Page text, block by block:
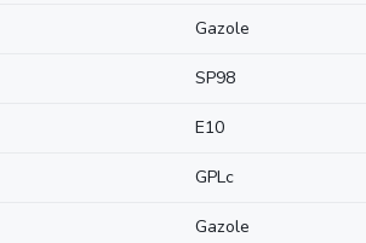
Gazole
SP98
E10
GPLc
Gazole